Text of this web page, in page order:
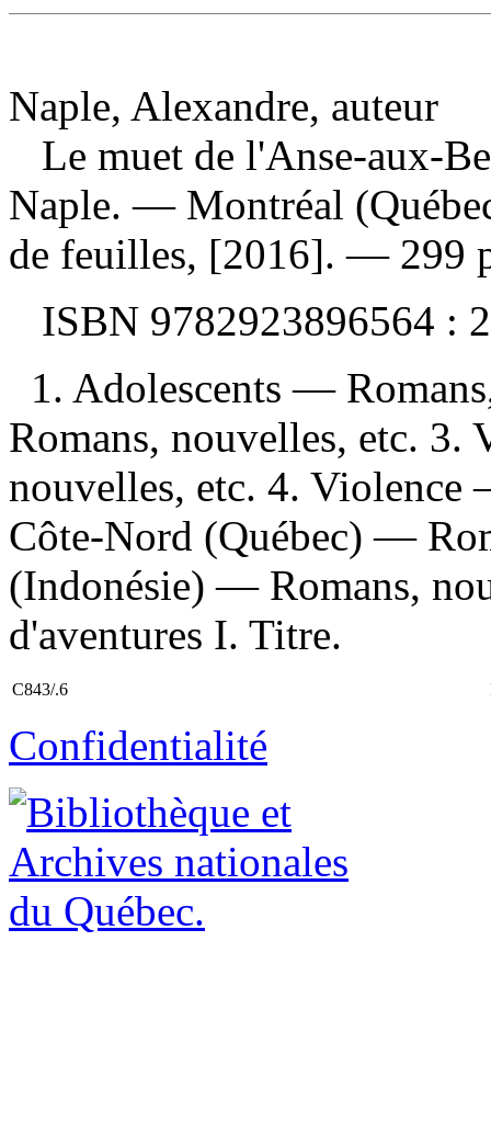
Naple, Alexandre, auteur
Le muet de l'Anse-aux-
Naple. — Montréal
de feuilles, [2016]. — 299
ISBN 9782923896564 :
1. Adolescents —
Romans, nouvelles, etc. 3.
nouvelles, etc. 4. Violence
Côte-Nord (Québec) —
(Indonésie) — Romans,
d'aventures I. Titre.
C843/.6
Confidentialité